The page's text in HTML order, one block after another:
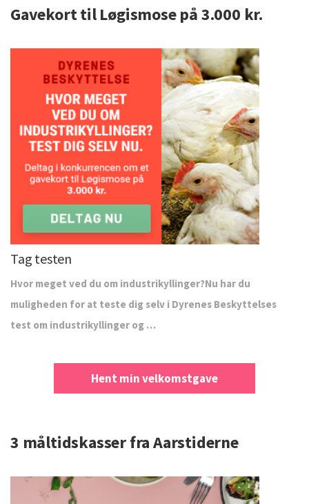
Gavekort til Løgismose på 3.000 kr.
Tag testen
Hvor meget ved du om industrikyllinger?Nu har du
muligheden for at teste dig selv i Dyrenes Beskyttelses
test om industrikyllinger og …
Hent min velkomstgave
3 måltidskasser fra Aarstiderne